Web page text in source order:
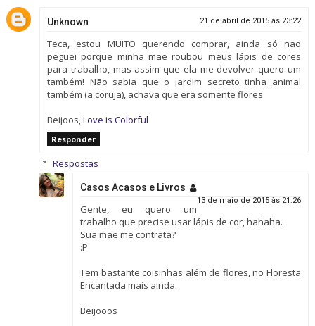
Unknown 21 de abril de 2015 às 23:22
Teca, estou MUITO querendo comprar, ainda só nao
peguei porque minha mae roubou meus lápis de cores
para trabalho, mas assim que ela me devolver quero um
também! Não sabia que o jardim secreto tinha animal
também (a coruja), achava que era somente flores
Beijoos,Love is Colorful
Responder
Respostas
Casos Acasos e Livros
13 de maio de 2015 às 21:26
Gente, eu quero um
trabalho que precise usar lápis de cor, hahaha.
Sua mãe me contrata?
:P
Tem bastante coisinhas além de flores, no Floresta
Encantada mais ainda.
Beijooos